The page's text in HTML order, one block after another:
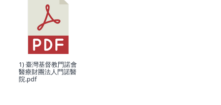
1) 臺灣基督教門諾會
醫療財團法人門諾醫
院.pdf